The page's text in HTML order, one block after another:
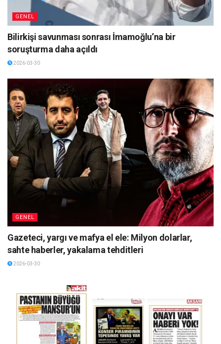
GENEL
Bilirkişi savunması sonrası İmamoğlu’na bir
soruşturma daha açıldı
2026-03-30
GENEL
Gazeteci, yargı ve mafya el ele: Milyon dolarlar,
sahte haberler, yakalama tehditleri
2026-03-30